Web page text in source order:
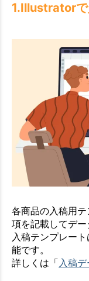
1.Illustratorで
各商品の入稿用
項を記載してデー
入稿テンプレー
能です。
詳しくは「入稿